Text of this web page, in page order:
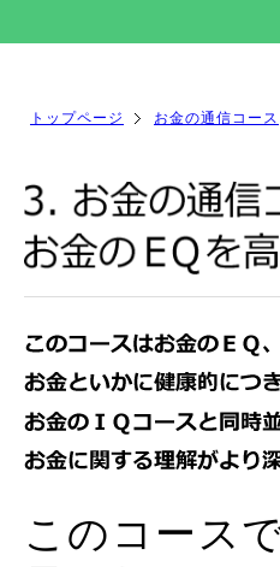
トップページ お金の通信コース
このコース